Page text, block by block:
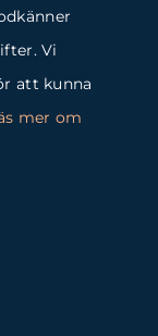
Vi
att kunna
mer om